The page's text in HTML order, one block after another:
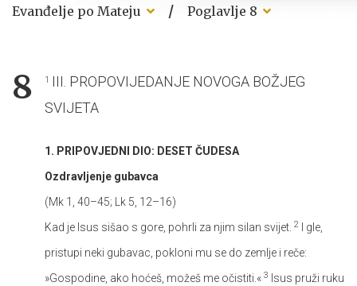
Evanđelje po Mateju / Poglavlje 8
8 1 III. PROPOVIJEDANJE NOVOGA BOŽJEG
SVIJETA
1. PRIPOVJEDNI DIO: DESET ČUDESA
Ozdravljenje gubavca
(Mk 1, 40–45; Lk 5, 12–16)
Kad je Isus sišao s gore, pohrli za njim silan svijet. 2
I gle,
pristupi neki gubavac, pokloni mu se do zemlje i reče:
»Gospodine, ako hoćeš, možeš me očistiti.« 3
Isus pruži ruku